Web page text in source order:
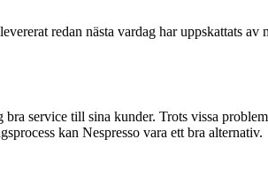
redan nästa vardag har uppskattats
service till sina kunder. Trots vissa
kan Nespresso vara ett bra alternativ.